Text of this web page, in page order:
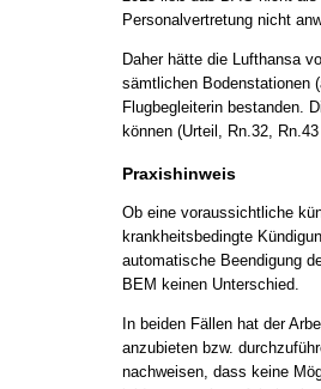
Personalvertretung nicht
Daher hätte die Lufthansa
sämtlichen Bodenstationen
Flugbegleiterin bestanden.
können (Urteil, Rn.32,
Praxishinweis
Ob eine voraussichtliche
krankheitsbedingte
automatische Beendigung
BEM keinen Unterschied.
In beiden Fällen hat der
anzubieten bzw.
nachweisen, dass keine